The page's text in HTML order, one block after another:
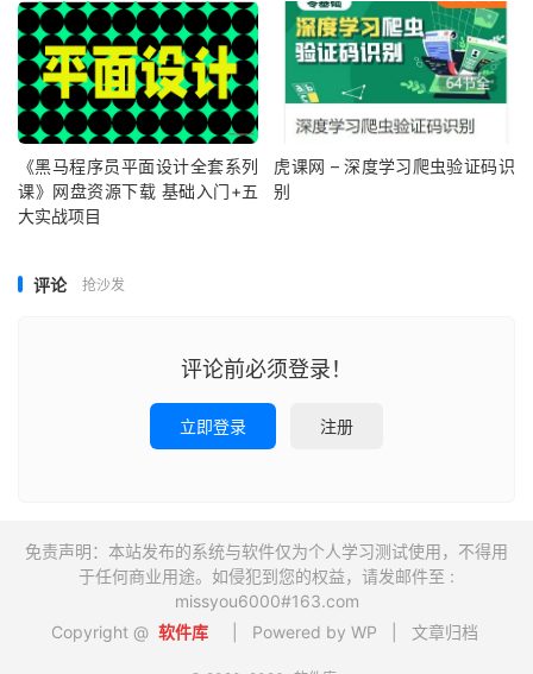
《黑马程序员平面设计全套系列
课》网盘资源下载 基础入门+五
大实战项目
虎课网 – 深度学习爬虫验证码识
别
评论 抢沙发
评论前必须登录！
立即登录 注册
免责声明：本站发布的系统与软件仅为个人学习测试使用，不得用
于任何商业用途。如侵犯到您的权益，请发邮件至 :
missyou6000#163.com
Copyright @ 软件库 | Powered by WP | 文章归档